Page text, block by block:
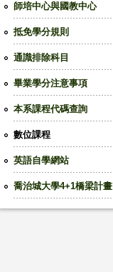
師培中心與國教中心
抵免學分規則
通識排除科目
畢業學分注意事項
本系課程代碼查詢
數位課程
英語自學網站
喬治城大學4+1橋梁計畫